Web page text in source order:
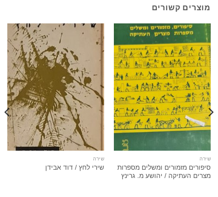
מוצרים קשורים
שירה
סיפורים מזמורים ומשלים מספרות
מצרים העתיקה / יהושע מ. גרינץ
שירה
שירי לחץ / דוד אבידן